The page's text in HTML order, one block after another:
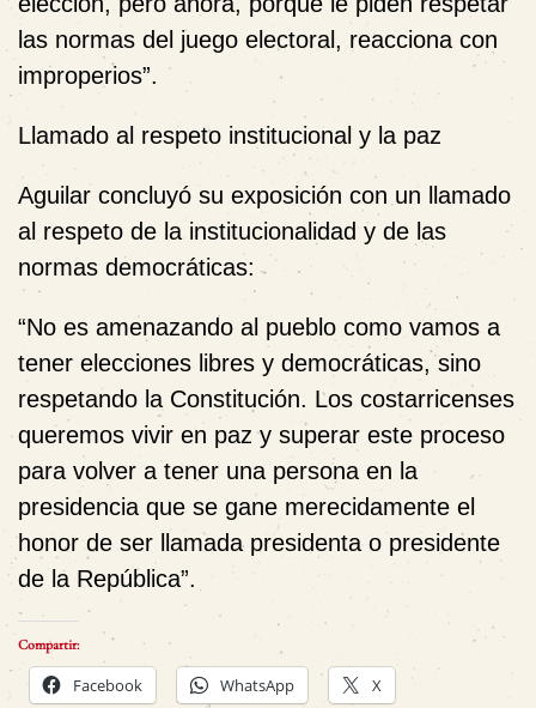
las normas del juego electoral, reacciona con
improperios”.
Llamado al respeto institucional y la paz
Aguilar concluyó su exposición con un llamado
al respeto de la institucionalidad y de las
normas democráticas:
“No es amenazando al pueblo como vamos a
tener elecciones libres y democráticas, sino
respetando la Constitución. Los costarricenses
queremos vivir en paz y superar este proceso
para volver a tener una persona en la
presidencia que se gane merecidamente el
honor de ser llamada presidenta o presidente
de la República”.
Compartir:
Facebook WhatsApp X